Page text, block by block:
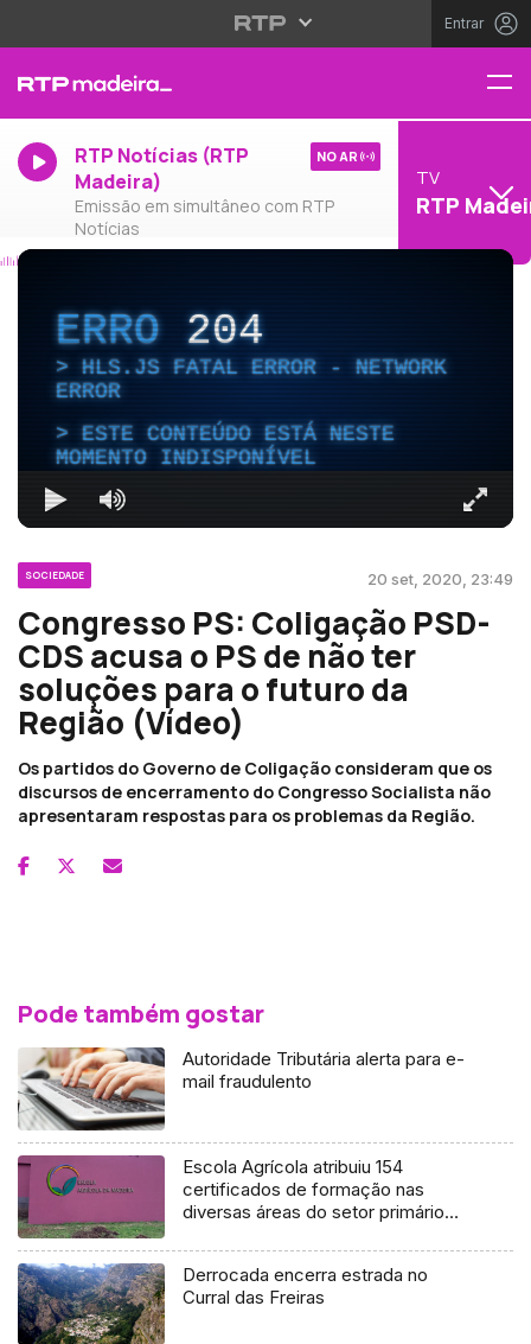
Entrar
RTP Notícias (RTP
Madeira)
Emissão em simultâneo com RTP
Notícias
NO AR
TV
RTP
ERRO204
HLS.JS FATAL ERROR - NETWORK
ERROR
ESTE CONTEÚDO ESTÁ NESTE
MOMENTO INDISPONÍVEL
SOCIEDADE 20 set, 2020, 23:49
Congresso PS: Coligação PSD-
CDS acusa o PS de não ter
soluções para o futuro da
Região (Vídeo)
Os partidos do Governo de Coligação consideram que os
discursos de encerramento do Congresso Socialista não
apresentaram respostas para os problemas da Região.
Pode também gostar
Autoridade Tributária alerta para e-
mail fraudulento
Escola Agrícola atribuiu 154
certificados de formação nas
diversas áreas do setor primário
Derrocada encerra estrada no
Curral das Freiras